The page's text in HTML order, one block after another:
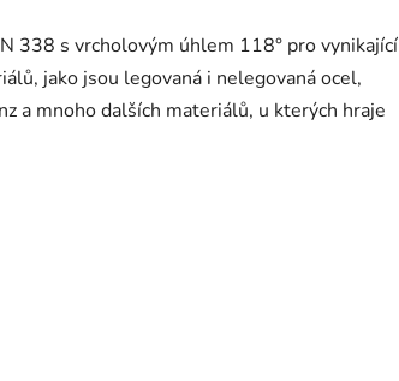
338 s vrcholovým úhlem 118° pro vynikající
jako jsou legovaná i nelegovaná ocel,
a mnoho dalších materiálů, u kterých hraje